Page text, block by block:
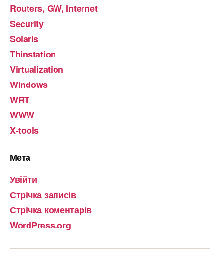
Routers, GW, Internet
Security
Solaris
Thinstation
Virtualization
Windows
WRT
WWW
X-tools
Мета
Увійти
Стрічка записів
Стрічка коментарів
WordPress.org